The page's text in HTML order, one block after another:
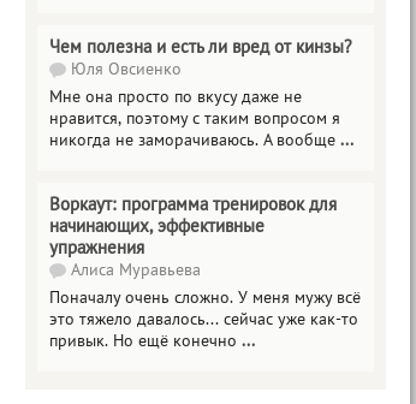
Чем полезна и есть ли вред от кинзы?
Юля Овсиенко
Мне она просто по вкусу даже не
нравится, поэтому с таким вопросом я
никогда не заморачиваюсь. А вообще ...
Воркаут: программа тренировок для
начинающих, эффективные
упражнения
Алиса Муравьева
Поначалу очень сложно. У меня мужу всё
это тяжело давалось... сейчас уже как-то
привык. Но ещё конечно ...